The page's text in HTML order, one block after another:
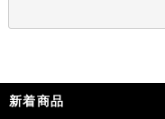
新着商品